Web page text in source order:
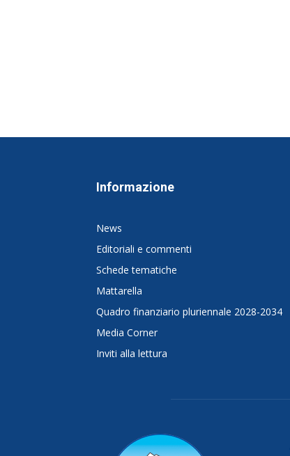
Informazione
News
Editoriali e commenti
Schede tematiche
Mattarella
Quadro finanziario pluriennale 2028-2034
Media Corner
Inviti alla lettura